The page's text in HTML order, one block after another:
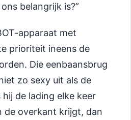
belangrijk is?”
apparaat met
prioriteit ineens de
Die eenbaansbrug
zo sexy uit als de
de lading elke keer
de overkant krijgt, dan